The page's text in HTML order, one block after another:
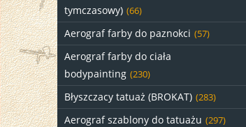
tymczasowy) (66)
Aerograf farby do paznokci (57)
Aerograf farby do ciała
bodypainting (230)
Błyszczacy tatuaż (BROKAT) (283)
Aerograf szablony do tatuażu (297)